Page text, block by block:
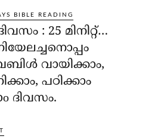
BIBLE READING
: 25 മിനിറ്റ്…
വായിക്കാം,
പഠിക്കാം
ദിവസം.